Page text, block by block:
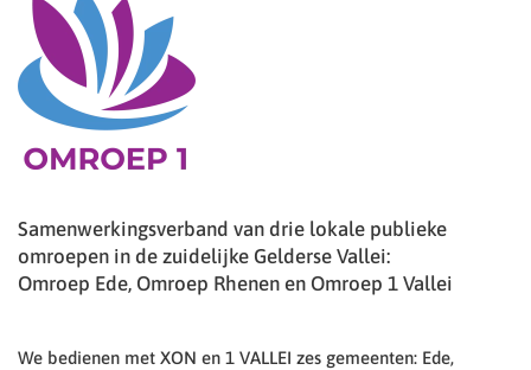
Samenwerkingsverband van drie lokale publieke
omroepen in de zuidelijke Gelderse Vallei:
Omroep Ede, Omroep Rhenen en Omroep 1 Vallei
We bedienen met XON en 1 VALLEI zes gemeenten: Ede,